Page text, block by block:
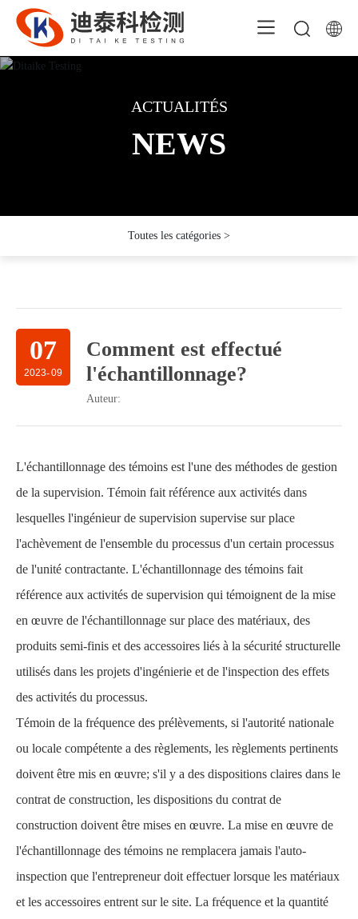
ACTUALITÉS
NEWS
ACTUALITÉS
NEWS
ACTUALITÉS
NEWS
Toutes les catégories >
07
2023-09
Comment est effectué
l'échantillonnage?
Auteur:
L'échantillonnage des témoins est l'une des méthodes de gestion
de la supervision. Témoin fait référence aux activités dans
lesquelles l'ingénieur de supervision supervise sur place
l'achèvement de l'ensemble du processus d'un certain processus
de l'unité contractante. L'échantillonnage des témoins fait
référence aux activités de supervision qui témoignent de la mise
en œuvre de l'échantillonnage sur place des matériaux, des
produits semi-finis et des accessoires liés à la sécurité structurelle
utilisés dans les projets d'ingénierie et de l'inspection des effets
des activités du processus.
Témoin de la fréquence des prélèvements, si l'autorité nationale
ou locale compétente a des règlements, les règlements pertinents
doivent être mis en œuvre; s'il y a des dispositions claires dans le
contrat de construction, les dispositions du contrat de
construction doivent être mises en œuvre. La mise en œuvre de
l'échantillonnage des témoins ne remplacera jamais l'auto-
inspection que l'entrepreneur doit effectuer lorsque les matériaux
et les accessoires entrent sur le site. La fréquence et la quantité